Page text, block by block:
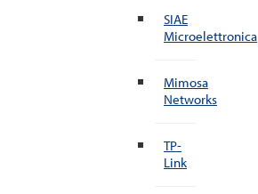
SIAE
Microelettronica
Mimosa
Networks
TP-
Link